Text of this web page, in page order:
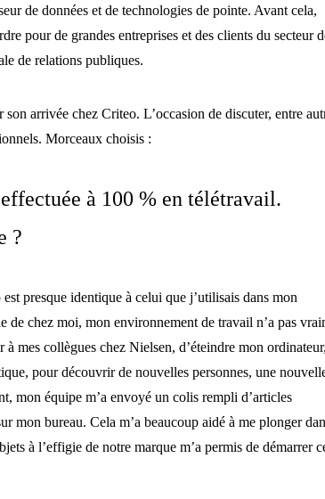
de données et de technologies de pointe. Avant cela,
pour de grandes entreprises et des clients du secteur
de relations publiques.
arrivée chez Criteo. L’occasion de discuter, entre
Morceaux choisis :
à 100 % en télétravail.
?
presque identique à celui que j’utilisais dans mon
de chez moi, mon environnement de travail n’a pas
mes collègues chez Nielsen, d’éteindre mon ordinateur,
pour découvrir de nouvelles personnes, une
mon équipe m’a envoyé un colis rempli d’articles
mon bureau. Cela m’a beaucoup aidé à me plonger
à l’effigie de notre marque m’a permis de démarrer